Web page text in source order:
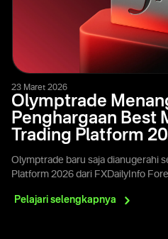
23 Maret 2026
Olymptrade
Penghargaan Best
Trading Platform
Olymptrade baru saja dianugerahi
Platform 2026 dari FXDailyInfo
Pelajari selengkapnya